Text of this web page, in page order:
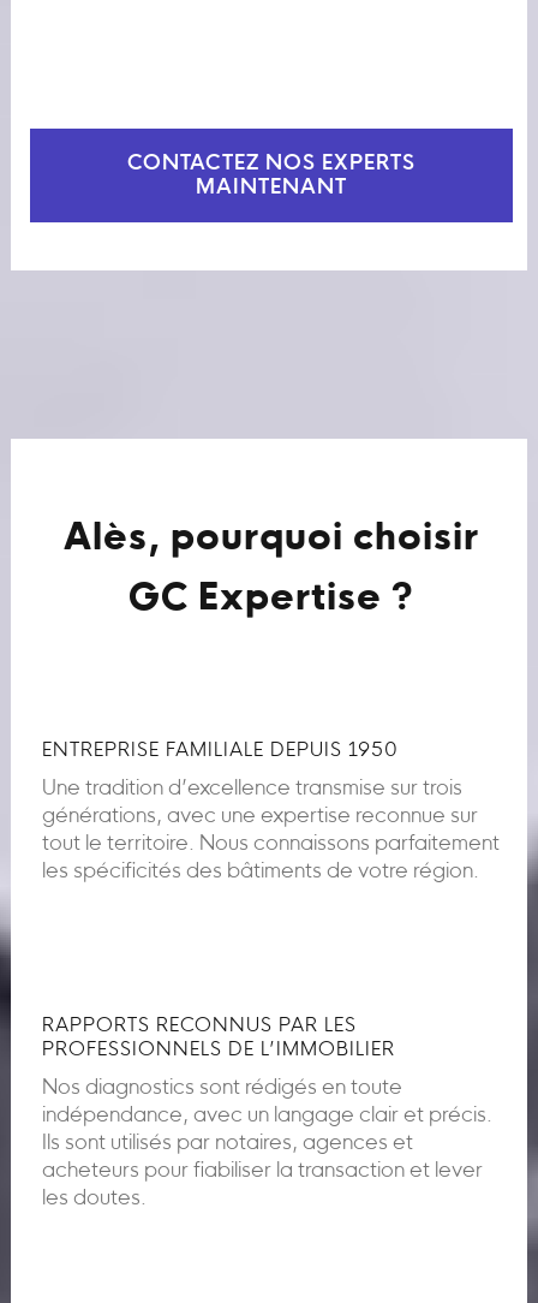
CONTACTEZ NOS EXPERTS
MAINTENANT
Alès, pourquoi choisir
GC Expertise ?
ENTREPRISE FAMILIALE DEPUIS 1950
Une tradition d’excellence transmise sur trois
générations, avec une expertise reconnue sur
tout le territoire. Nous connaissons parfaitement
les spécificités des bâtiments de votre région.
RAPPORTS RECONNUS PAR LES
PROFESSIONNELS DE L’IMMOBILIER
Nos diagnostics sont rédigés en toute
indépendance, avec un langage clair et précis.
Ils sont utilisés par notaires, agences et
acheteurs pour fiabiliser la transaction et lever
les doutes.